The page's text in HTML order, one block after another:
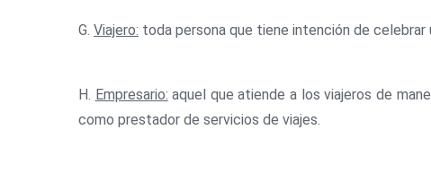
G. Viajero: toda persona que tiene intención de
H. Empresario: aquel que atiende a los viajeros de
como prestador de servicios de viajes.